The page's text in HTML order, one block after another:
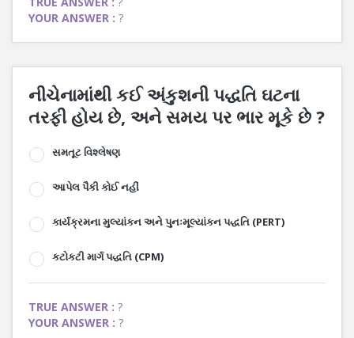
YOUR ANSWER : ?
નીચેનામાંથી કઈ અંકુશની પદ્ધતિ ઘટના
તરફી હોય છે, અને સમય પર ભાર મૂકે છે ?
સમતૂટ વિશ્લેષણ
આપેલ પૈકી કોઈ નહીં
કાર્યક્રમના મુલ્યાંકન અને પુનઃમૂલ્યાંકન પદ્ધતિ (PERT)
કટોકટી માર્ગ પદ્ધતિ (CPM)
TRUE ANSWER : ?
YOUR ANSWER : ?